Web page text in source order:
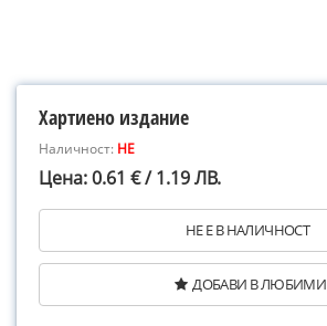
Хартиено издание
Наличност: НЕ
Цена: 0.61 € / 1.19 ЛВ.
НЕ Е В НАЛИЧНОСТ
ДОБАВИ В ЛЮБИМИ